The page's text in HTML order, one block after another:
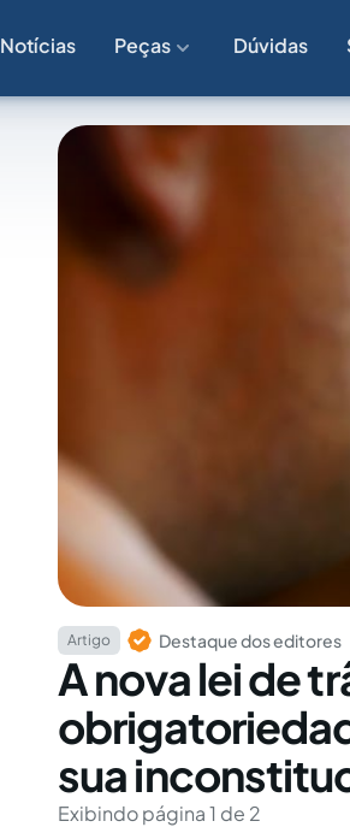
Notícias Peças Dúvidas
Artigo Destaque dos editores
A nova lei de
sua
Exibindo página 1 de 2